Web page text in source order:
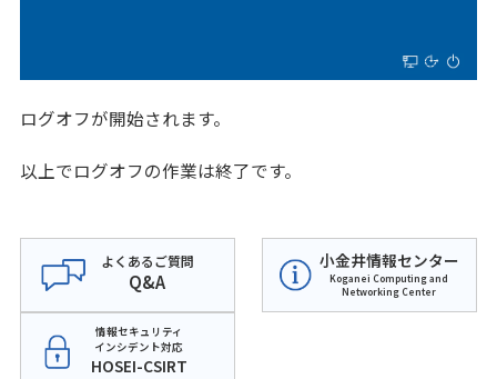
ログオフが開始されます。
以上でログオフの作業は終了です。
よくあるご質問
Q&A
小金井情報センター
Koganei Computing and
Networking Center
情報セキュリティ
インシデント対応
HOSEI-CSIRT